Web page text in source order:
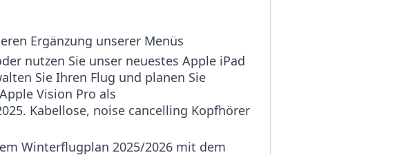
Ergänzung unserer Menüs
nutzen Sie unser neuestes Apple iPad
Sie Ihren Flug und planen Sie
Vision Pro als
Kabellose, noise cancelling Kopfhörer
Winterflugplan 2025/2026 mit dem